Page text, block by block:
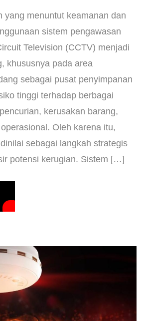
yang menuntut keamanan dan
sistem pengawasan
Television (CCTV) menjadi
khususnya pada area
sebagai pusat penyimpanan
tinggi terhadap berbagai
kerusakan barang,
Oleh karena itu,
sebagai langkah strategis
potensi kerugian. Sistem […]